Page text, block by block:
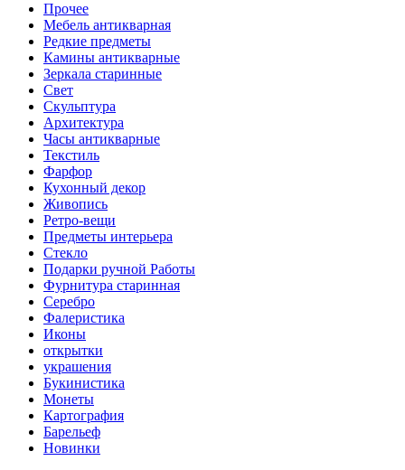
Прочее
Мебель антикварная
Редкие предметы
Камины антикварные
Зеркала старинные
Свет
Скульптура
Архитектура
Часы антикварные
Текстиль
Фарфор
Кухонный декор
Живопись
Ретро-вещи
Предметы интерьера
Стекло
Подарки ручной Работы
Фурнитура старинная
Серебро
Фалеристика
Иконы
открытки
украшения
Букинистика
Монеты
Картография
Барельеф
Новинки